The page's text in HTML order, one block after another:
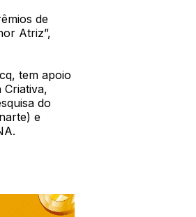
de
Atriz”,
tem apoio
do
e